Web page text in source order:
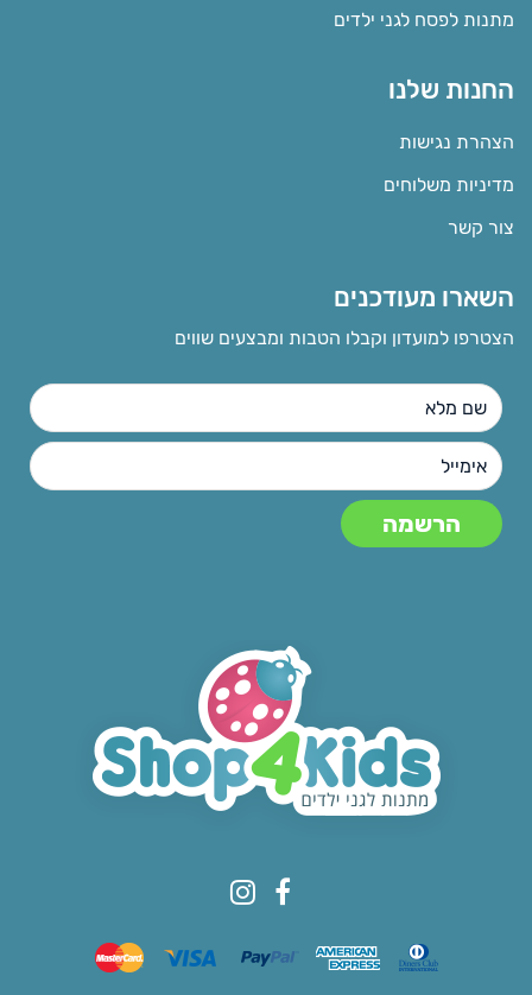
מתנות לפסח לגני ילדים
החנות שלנו
הצהרת נגישות
מדיניות משלוחים
צור קשר
השארו מעודכנים
הצטרפו למועדון וקבלו הטבות ומבצעים שווים
© All rights reserved to Shop4kids